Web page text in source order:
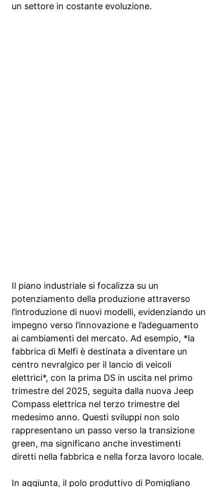
un settore in costante evoluzione.
Il piano industriale si focalizza su un
potenziamento della produzione attraverso
l’introduzione di nuovi modelli, evidenziando un
impegno verso l’innovazione e l’adeguamento
ai cambiamenti del mercato. Ad esempio, *la
fabbrica di Melfi è destinata a diventare un
centro nevralgico per il lancio di veicoli
elettrici*, con la prima DS in uscita nel primo
trimestre del 2025, seguita dalla nuova Jeep
Compass elettrica nel terzo trimestre del
medesimo anno. Questi sviluppi non solo
rappresentano un passo verso la transizione
green, ma significano anche investimenti
diretti nella fabbrica e nella forza lavoro locale.
In aggiunta, il polo produttivo di Pomigliano